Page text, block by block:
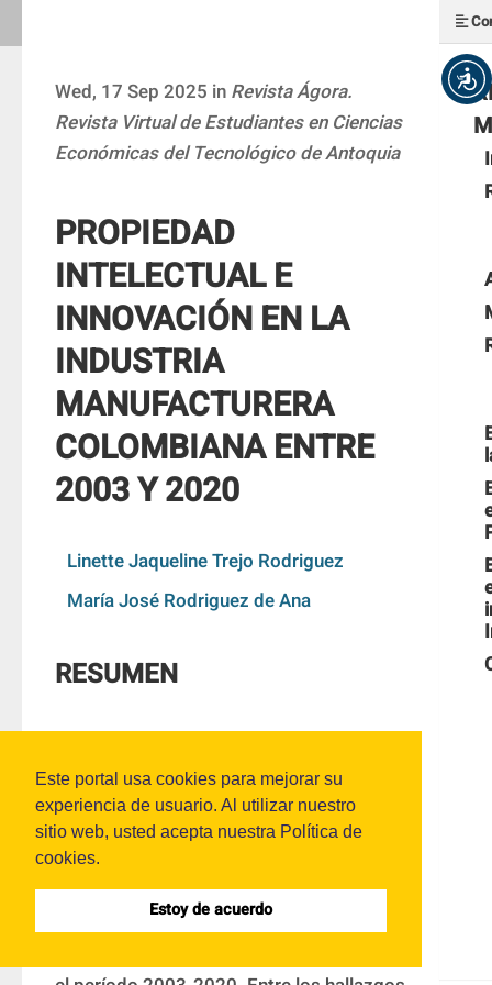
Este portal usa cookies para mejorar su
experiencia de usuario. Al utilizar nuestro
sitio web, usted acepta nuestra Política de
cookies.
Estoy de acuerdo
Wed, 17 Sep 2025 in Revista Ágora.
Revista Virtual de Estudiantes en Ciencias
Económicas del Tecnológico de Antoquia
PROPIEDAD
INTELECTUAL E
INNOVACIÓN EN LA
INDUSTRIA
MANUFACTURERA
COLOMBIANA ENTRE
2003 Y 2020
Linette Jaqueline Trejo Rodriguez
María José Rodriguez de Ana
RESUMEN
El objetivo de este trabajo es identificar la
evolución de la Propiedad Intelectual y los
obstáculos que enfrenta en las empresas
de la industria manufacturera colombiana.
Para lograrlo, se llevó a cabo un análisis
de las encuestas de desarrollo e
innovación tecnológica realizadas a la